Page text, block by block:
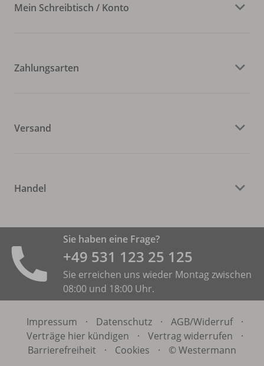
Mein Schreibtisch / Konto
Zahlungsarten
Versand
Handel
Sie haben eine Frage?
+49 531 ­123 25 125
Sie erreichen uns wieder Montag zwischen
08:00 und 18:00 Uhr.
Impressum · Datenschutz · AGB/Widerruf
·
Verträge hier kündigen
· Vertrag widerrufen
·
Barrierefreiheit
· Cookies · © Westermann